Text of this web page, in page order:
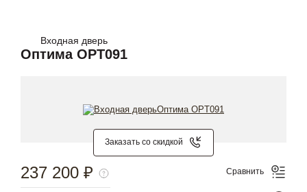
Входная дверь
Оптима OPT091
Заказать со скидкой
237 200 ₽ Сравнить